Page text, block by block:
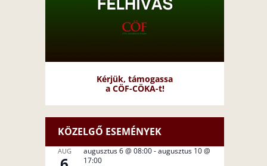
Kérjük, támogassa
a CÖF-CÖKA-t!
KÖZELGŐ ESEMÉNYEK
AUG augusztus 6 @ 08:00-augusztus 10 @
17:00